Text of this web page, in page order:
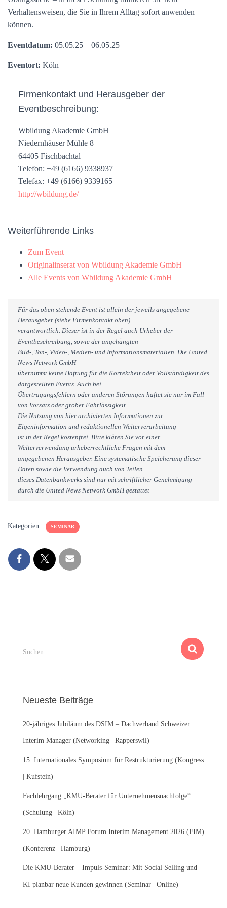
Verhaltensweisen, die Sie in Ihrem Alltag sofort anwenden
können.
Eventdatum: 05.05.25 – 06.05.25
Eventort: Köln
Firmenkontakt und Herausgeber der
Eventbeschreibung:
Wbildung Akademie GmbH
Niedernhäuser Mühle 8
64405 Fischbachtal
Telefon: +49 (6166) 9338937
Telefax: +49 (6166) 9339165
http://wbildung.de/
Weiterführende Links
Zum Event
Originalinserat von Wbildung Akademie GmbH
Alle Events von Wbildung Akademie GmbH
Für das oben stehende Event ist allein der jeweils angegebene
Herausgeber (siehe Firmenkontakt oben)
verantwortlich. Dieser ist in der Regel auch Urheber der
Eventbeschreibung, sowie der angehängten
Bild-, Ton-, Video-, Medien- und Informationsmaterialien. Die United
News Network GmbH
übernimmt keine Haftung für die Korrektheit oder Vollständigkeit des
dargestellten Events. Auch bei
Übertragungsfehlern oder anderen Störungen haftet sie nur im Fall
von Vorsatz oder grober Fahrlässigkeit.
Die Nutzung von hier archivierten Informationen zur
Eigeninformation und redaktionellen Weiterverarbeitung
ist in der Regel kostenfrei. Bitte klären Sie vor einer
Weiterverwendung urheberrechtliche Fragen mit dem
angegebenen Herausgeber. Eine systematische Speicherung dieser
Daten sowie die Verwendung auch von Teilen
dieses Datenbankwerks sind nur mit schriftlicher Genehmigung
durch die United News Network GmbH gestattet
Kategorien: SEMINAR
S
u
n
a
c
:
Suchen …
Neueste Beiträge
20-jähriges Jubiläum des DSIM – Dachverband Schweizer
Interim Manager (Networking | Rapperswil)
15. Internationales Symposium für Restrukturierung (Kongress
| Kufstein)
Fachlehrgang „KMU-Berater für Unternehmensnachfolge“
(Schulung | Köln)
20. Hamburger AIMP Forum Interim Management 2026 (FIM)
(Konferenz | Hamburg)
Die KMU-Berater – Impuls-Seminar: Mit Social Selling und
KI planbar neue Kunden gewinnen (Seminar | Online)